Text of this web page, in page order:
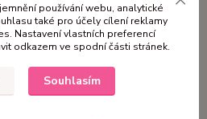
košíku
používání webu, analytické
také pro účely cílení reklamy
Nastavení vlastních preferencí
odkazem ve spodní části stránek.
Souhlasím